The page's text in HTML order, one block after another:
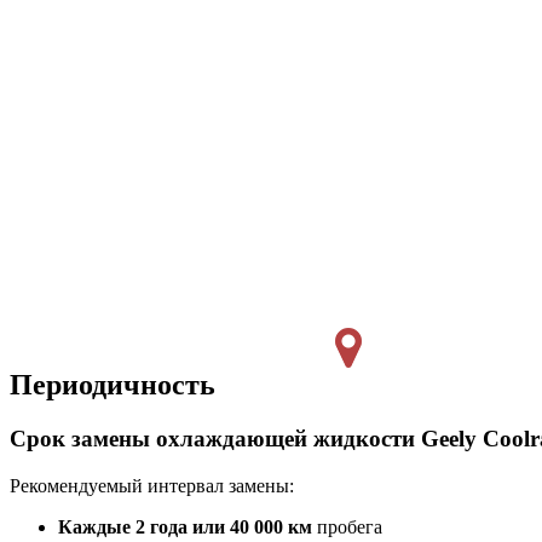
Периодичность
Срок замены охлаждающей жидкости Geely
Рекомендуемый интервал замены:
Каждые 2 года или 40 000 км пробега